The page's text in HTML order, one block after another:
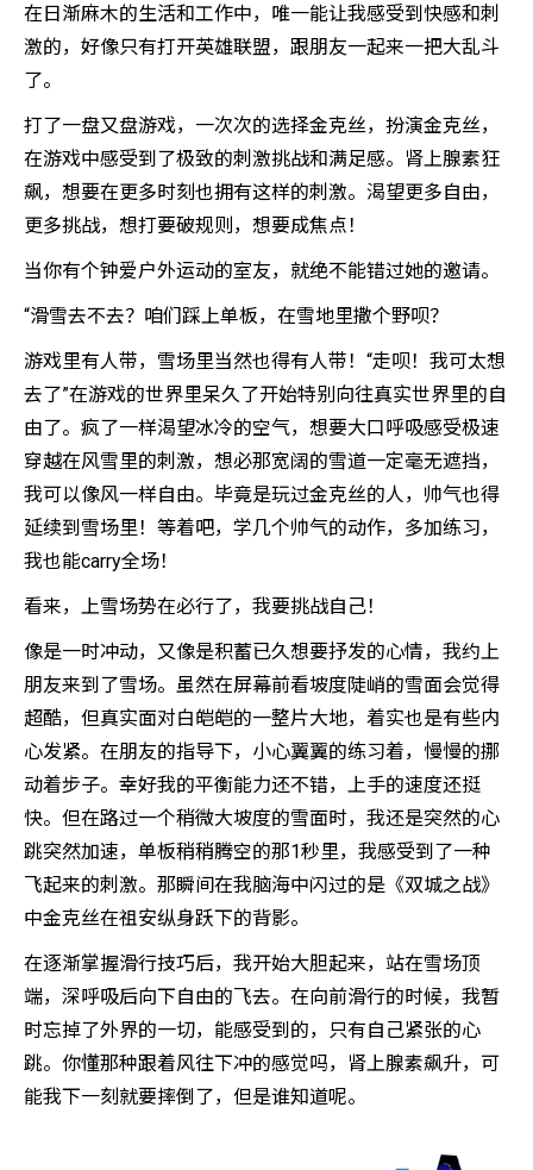
在日渐麻木的生活和工作中，唯一能让我感受到快感和刺
激的，好像只有打开英雄联盟，跟朋友一起来一把大乱斗
了。
打了一盘又盘游戏，一次次的选择金克丝，扮演金克丝，
在游戏中感受到了极致的刺激挑战和满足感。肾上腺素狂
飙，想要在更多时刻也拥有这样的刺激。渴望更多自由，
更多挑战，想打要破规则，想要成焦点！
当你有个钟爱户外运动的室友，就绝不能错过她的邀请。
“滑雪去不去？咱们踩上单板，在雪地里撒个野呗？
游戏里有人带，雪场里当然也得有人带！“走呗！我可太想
去了”在游戏的世界里呆久了开始特别向往真实世界里的自
由了。疯了一样渴望冰冷的空气，想要大口呼吸感受极速
穿越在风雪里的刺激，想必那宽阔的雪道一定毫无遮挡，
我可以像风一样自由。毕竟是玩过金克丝的人，帅气也得
延续到雪场里！等着吧，学几个帅气的动作，多加练习，
我也能carry全场！
看来，上雪场势在必行了，我要挑战自己！
像是一时冲动，又像是积蓄已久想要抒发的心情，我约上
朋友来到了雪场。虽然在屏幕前看坡度陡峭的雪面会觉得
超酷，但真实面对白皑皑的一整片大地，着实也是有些内
心发紧。在朋友的指导下，小心翼翼的练习着，慢慢的挪
动着步子。幸好我的平衡能力还不错，上手的速度还挺
快。但在路过一个稍微大坡度的雪面时，我还是突然的心
跳突然加速，单板稍稍腾空的那1秒里，我感受到了一种
飞起来的刺激。那瞬间在我脑海中闪过的是《双城之战》
中金克丝在祖安纵身跃下的背影。
在逐渐掌握滑行技巧后，我开始大胆起来，站在雪场顶
端，深呼吸后向下自由的飞去。在向前滑行的时候，我暂
时忘掉了外界的一切，能感受到的，只有自己紧张的心
跳。你懂那种跟着风往下冲的感觉吗，肾上腺素飙升，可
能我下一刻就要摔倒了，但是谁知道呢。